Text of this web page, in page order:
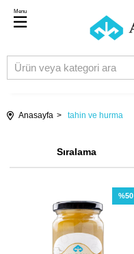
Menu
Anasayfa tahin ve hurma
Sıralama
%50